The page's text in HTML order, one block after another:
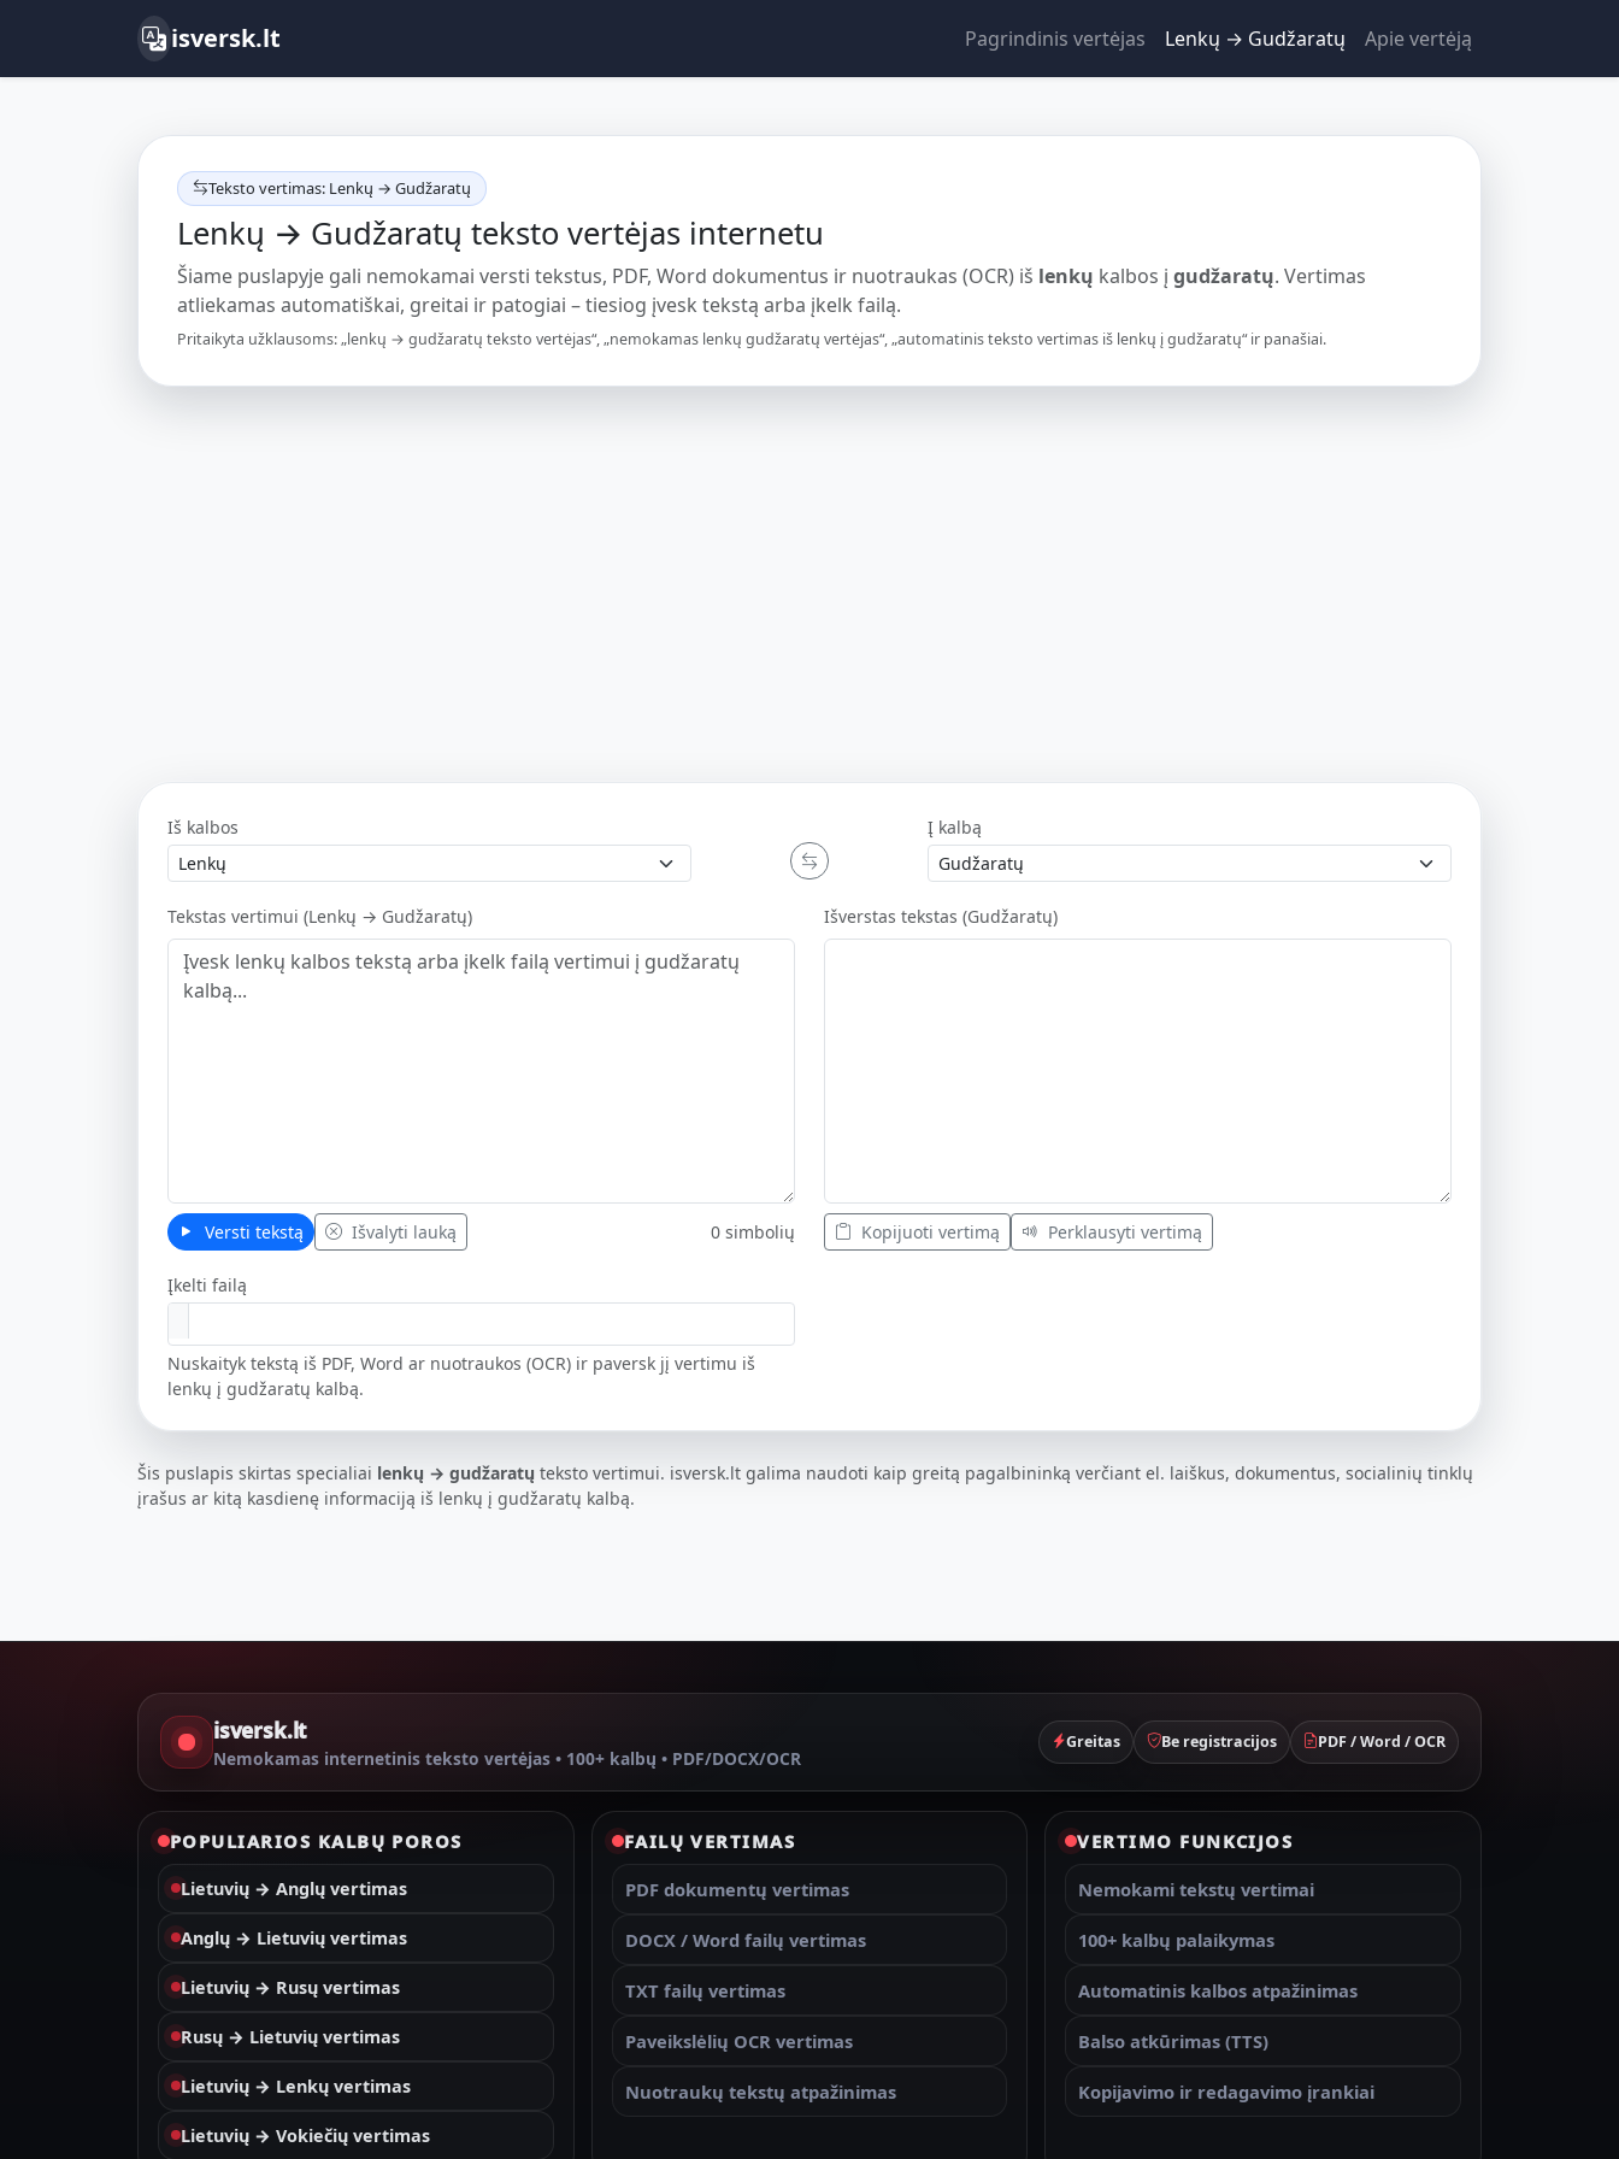
isversk.lt Pagrindinis vertėjas Lenkų → Gudžaratų Apie vertėją
Teksto vertimas: Lenkų → Gudžaratų
Lenkų → Gudžaratų teksto vertėjas internetu
Šiame puslapyje gali nemokamai versti tekstus, PDF, Word dokumentus ir nuotraukas (OCR) iš lenkų kalbos į gudžaratų. Vertimas
atliekamas automatiškai, greitai ir patogiai – tiesiog įvesk tekstą arba įkelk failą.
Pritaikyta užklausoms: „lenkų → gudžaratų teksto vertėjas“, „nemokamas lenkų gudžaratų vertėjas“, „automatinis teksto vertimas iš lenkų į gudžaratų“ ir panašiai.
Iš kalbos Į kalbą
Tekstas vertimui (Lenkų → Gudžaratų)
Versti tekstą Išvalyti lauką 0 simbolių
Įkelti failą
Nuskaityk tekstą iš PDF, Word ar nuotraukos (OCR) ir paversk jį vertimu iš
lenkų į gudžaratų kalbą.
Išverstas tekstas (Gudžaratų)
Kopijuoti vertimą Perklausyti vertimą
Šis puslapis skirtas specialiai lenkų → gudžaratų teksto vertimui. isversk.lt galima naudoti kaip greitą pagalbininką verčiant el. laiškus, dokumentus, socialinių tinklų
įrašus ar kitą kasdienę informaciją iš lenkų į gudžaratų kalbą.
isversk.lt
Nemokamas internetinis teksto vertėjas • 100+ kalbų • PDF/DOCX/OCR
Greitas Be registracijos PDF / Word / OCR
POPULIARIOS KALBŲ POROS
Lietuvių → Anglų vertimas
Anglų → Lietuvių vertimas
Lietuvių → Rusų vertimas
Rusų → Lietuvių vertimas
Lietuvių → Lenkų vertimas
Lietuvių → Vokiečių vertimas
FAILŲ VERTIMAS
PDF dokumentų vertimas
DOCX / Word failų vertimas
TXT failų vertimas
Paveikslėlių OCR vertimas
Nuotraukų tekstų atpažinimas
VERTIMO FUNKCIJOS
Nemokami tekstų vertimai
100+ kalbų palaikymas
Automatinis kalbos atpažinimas
Balso atkūrimas (TTS)
Kopijavimo ir redagavimo įrankiai